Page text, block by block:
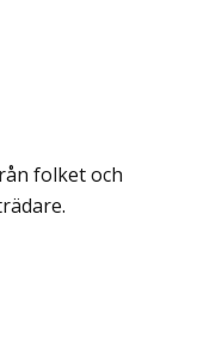
folket och